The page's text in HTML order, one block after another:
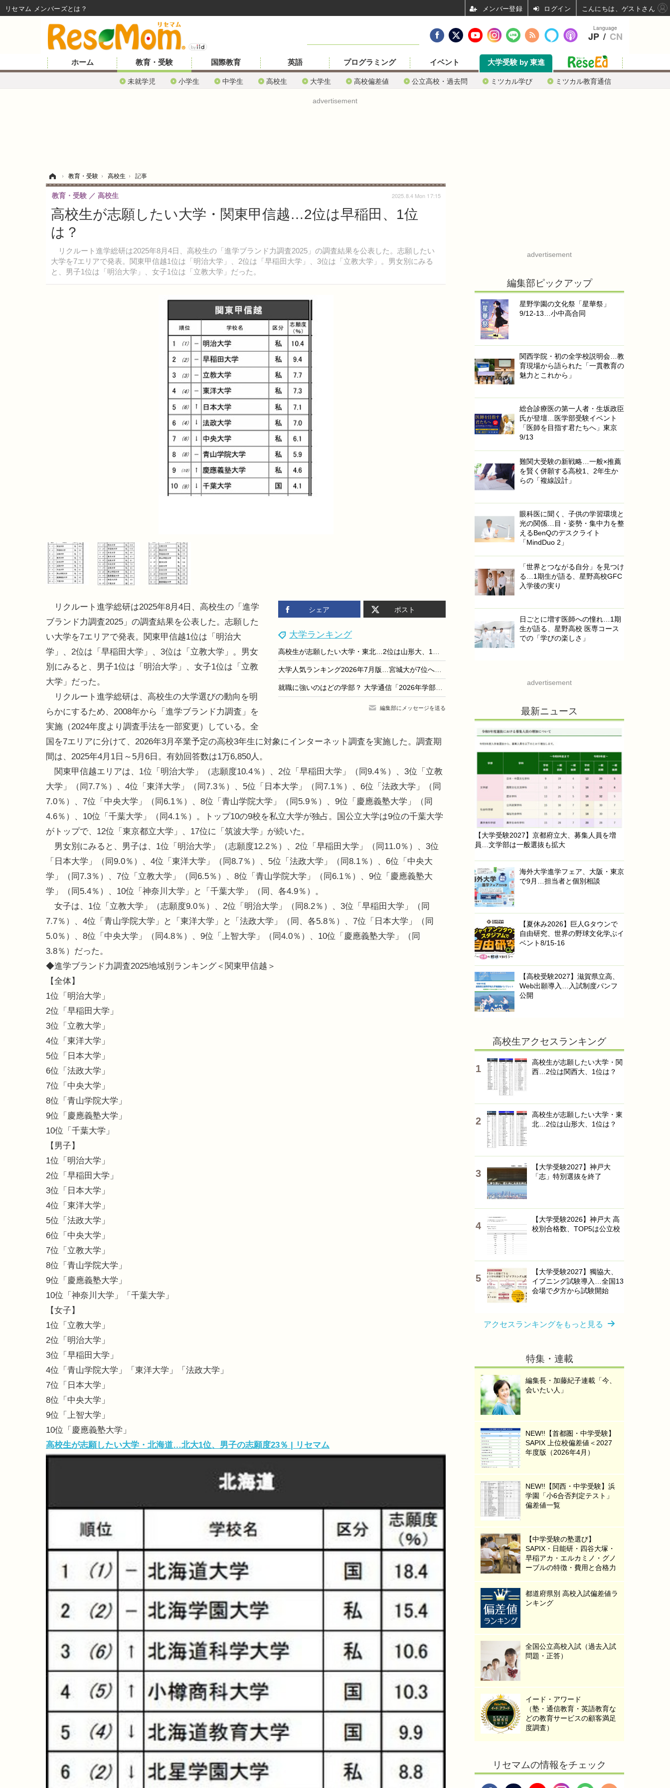
ホーム 教育・受験
未就学児 小学生 中学生 高校生 大学生 高校偏差値 公立高校・過去問 ミツカル学び ミツカル教育通信
国際教育 英語 プログラミング イベント 大学受験 by 東進
advertisement
› 教育・受験 › 高校生 › 記事
高校生が志願したい大学・関東甲信越…2位は早稲田、1位
は？
リクルート進学総研は2025年8月4日、高校生の「進学ブランド力調査2025」の調査結果を公表した。志願したい
大学を7エリアで発表。関東甲信越1位は「明治大学」、2位は「早稲田大学」、3位は「立教大学」。男女別にみる
と、男子1位は「明治大学」、女子1位は「立教大学」だった。
教育・受験 高校生 2025.8.4 Mon 17:15
シェア ポスト
大学ランキング
高校生が志願したい大学・東北…2位は山形大、1位は？
大学人気ランキング2026年7月版…宮城大が7位へ上昇
就職に強いのはどの学部？ 大学通信「2026年学部系統別実就職ランキング」
編集部にメッセージを送る
リクルート進学総研は2025年8月4日、高校生の「進学
ブランド力調査2025」の調査結果を公表した。志願した
い大学を7エリアで発表。関東甲信越1位は「明治大
学」、2位は「早稲田大学」、3位は「立教大学」。男女
別にみると、男子1位は「明治大学」、女子1位は「立教
大学」だった。
リクルート進学総研は、高校生の大学選びの動向を明
らかにするため、2008年から「進学ブランド力調査」を
実施（2024年度より調査手法を一部変更）している。全
国を7エリアに分けて、2026年3月卒業予定の高校3年生に対象にインターネット調査を実施した。調査期
間は、2025年4月1日～5月6日。有効回答数は1万6,850人。
関東甲信越エリアは、1位「明治大学」（志願度10.4％）、2位「早稲田大学」（同9.4％）、3位「立教
大学」（同7.7％）、4位「東洋大学」（同7.3％）、5位「日本大学」（同7.1％）、6位「法政大学」（同
7.0％）、7位「中央大学」（同6.1％）、8位「青山学院大学」（同5.9％）、9位「慶應義塾大学」（同
4.6％）、10位「千葉大学」（同4.1％）。トップ10の9校を私立大学が独占。国公立大学は9位の千葉大学
がトップで、12位「東京都立大学」、17位に「筑波大学」が続いた。
男女別にみると、男子は、1位「明治大学」（志願度12.2％）、2位「早稲田大学」（同11.0％）、3位
「日本大学」（同9.0％）、4位「東洋大学」（同8.7％）、5位「法政大学」（同8.1％）、6位「中央大
学」（同7.3％）、7位「立教大学」（同6.5％）、8位「青山学院大学」（同6.1％）、9位「慶應義塾大
学」（同5.4％）、10位「神奈川大学」と「千葉大学」（同、各4.9％）。
女子は、1位「立教大学」（志願度9.0％）、2位「明治大学」（同8.2％）、3位「早稲田大学」（同
7.7％）、4位「青山学院大学」と「東洋大学」と「法政大学」（同、各5.8％）、7位「日本大学」（同
5.0％）、8位「中央大学」（同4.8％）、9位「上智大学」（同4.0％）、10位「慶應義塾大学」（同
3.8％）だった。
◆進学ブランド力調査2025地域別ランキング＜関東甲信越＞
【全体】
1位「明治大学」
2位「早稲田大学」
3位「立教大学」
4位「東洋大学」
5位「日本大学」
6位「法政大学」
7位「中央大学」
8位「青山学院大学」
9位「慶應義塾大学」
10位「千葉大学」
【男子】
1位「明治大学」
2位「早稲田大学」
3位「日本大学」
4位「東洋大学」
5位「法政大学」
6位「中央大学」
7位「立教大学」
8位「青山学院大学」
9位「慶應義塾大学」
10位「神奈川大学」「千葉大学」
【女子】
1位「立教大学」
2位「明治大学」
3位「早稲田大学」
4位「青山学院大学」「東洋大学」「法政大学」
7位「日本大学」
8位「中央大学」
9位「上智大学」
10位「慶應義塾大学」
高校生が志願したい大学・北海道…北大1位、男子の志願度23％ | リセマム
advertisement
編集部ピックアップ
星野学園の文化祭「星華祭」
9/12-13…小中高合同
関西学院・初の全学校説明会…教
育現場から語られた「一貫教育の
魅力とこれから」
総合診療医の第一人者・生坂政臣
氏が登壇…医学部受験イベント
「医師を目指す君たちへ」東京
9/13
難関大受験の新戦略…一般×推薦
を賢く併願する高校1、2年生か
らの「複線設計」
眼科医に聞く、子供の学習環境と
光の関係…目・姿勢・集中力を整
えるBenQのデスクライト
「MindDuo 2」
「世界とつながる自分」を見つけ
る…1期生が語る、星野高校GFC
入学後の実り
日ごとに増す医師への憧れ…1期
生が語る、星野高校 医専コース
での「学びの楽しさ」
advertisement
最新ニュース
【大学受験2027】京都府立大、募集人員を増
員…文学部は一般選抜も拡大
海外大学進学フェア、大阪・東京
で9月…担当者と個別相談
【夏休み2026】巨人Gタウンで
自由研究、世界の野球文化学ぶイ
ベント8/15-16
【高校受験2027】滋賀県立高、
Web出願導入…入試制度パンフ
公開
高校生アクセスランキング
高校生が志願したい大学・関
西…2位は関西大、1位は？
高校生が志願したい大学・東
北…2位は山形大、1位は？
【大学受験2027】神戸大
「志」特別選抜を終了
【大学受験2026】神戸大 高
校別合格数、TOP5は公立校
【大学受験2027】獨協大、
イブニング試験導入…全国13
会場で夕方から試験開始
アクセスランキングをもっと見る
特集・連載
編集長・加藤紀子連載「今、
会いたい人」
NEW!!【首都圏・中学受験】
SAPIX 上位校偏差値＜2027
年度版（2026年4月）
NEW!!【関西・中学受験】浜
学園「小6合否判定テスト」
偏差値一覧
【中学受験の塾選び】
SAPIX・日能研・四谷大塚・
早稲アカ・エルカミノ・グノ
ーブルの特徴・費用と合格力
都道府県別 高校入試偏差値ラ
ンキング
全国公立高校入試（過去入試
問題・正答）
イード・アワード
（塾・通信教育・英語教育な
どの教育サービスの顧客満足
度調査）
リセマムの情報をチェック
Language
JP / CN
リセマム メンバーズ ログイン こんにちは、ゲストさん